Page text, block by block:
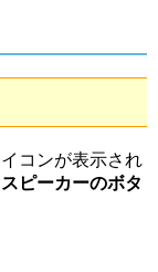
コンが表示され
スピーカーのボタ